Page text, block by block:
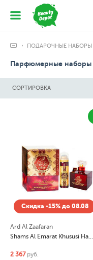
ПОДАРОЧНЫЕ НАБОРЫ
Парфюмерные наборы
СОРТИРОВКА
Скидка -15% до 08.08
Ard Al Zaafaran
Shams Al Emarat Khususi Набор: парфюмированная вода 100мл, дезодорант
2 367 руб.